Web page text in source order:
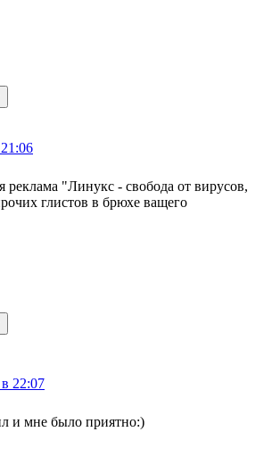
реклама "Линукс - свобода от вирусов,
глистов в брюхе ващего
22:07
и мне было приятно:)